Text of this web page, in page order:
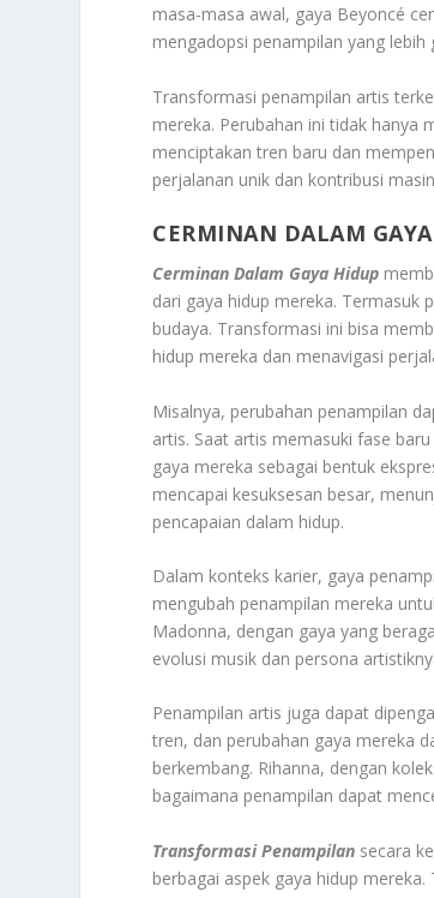
masa-masa awal, gaya Beyoncé
mengadopsi penampilan yang
Transformasi penampilan artis
mereka. Perubahan ini tidak hanya
menciptakan tren baru dan
perjalanan unik dan kontribusi
CERMINAN DALAM
Cerminan Dalam Gaya Hidup
dari gaya hidup mereka. Termasuk
budaya. Transformasi ini bisa
hidup mereka dan menavigasi
Misalnya, perubahan penampilan
artis. Saat artis memasuki fase
gaya mereka sebagai bentuk
mencapai kesuksesan besar,
pencapaian dalam hidup.
Dalam konteks karier, gaya
mengubah penampilan mereka
Madonna, dengan gaya yang
evolusi musik dan persona
Penampilan artis juga dapat
tren, dan perubahan gaya mereka
berkembang. Rihanna, dengan
bagaimana penampilan dapat
Transformasi Penampilan secara
berbagai aspek gaya hidup